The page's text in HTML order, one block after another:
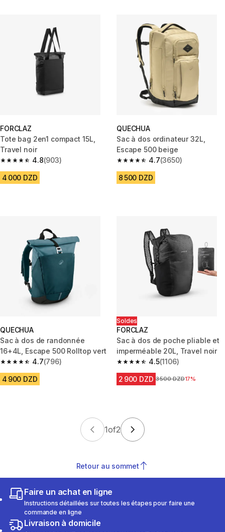
FORCLAZ
Tote bag 2en1 compact 15L,
Travel noir
4.8
4.8 out of 5 stars from 903 reviews
(903)
4 000 DZD
QUECHUA
Sac à dos ordinateur 32L,
Escape 500 beige
4.7
4.7 out of 5 stars from 3650
(3650)
8 500 DZD
QUECHUA
Sac à dos de randonnée
16+4L, Escape 500 Rolltop vert
4.7
4.7 out of 5 stars from 796 reviews
(796)
4 900 DZD
Soldes
FORCLAZ
Sac à dos de poche pliable et
imperméable 20L, Travel noir
4.5
4.5 out of 5 stars from 1106
(1106)
2 900 DZD Prix avant la réduction
3 500 DZD17%
1of2
Retour au sommet
Faire un achat en ligne
Instructions détaillées sur toutes les étapes pour faire une
commande en ligne
Livraison à domicile